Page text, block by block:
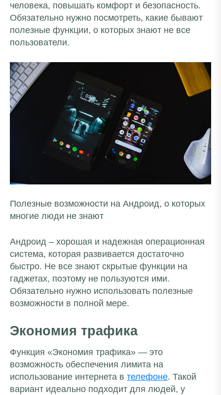
человека, повышать комфорт и безопасность.
Обязательно нужно посмотреть, какие бывают
полезные функции, о которых знают не все
пользователи.
Полезные возможности на Андроид, о которых
многие люди не знают
Андроид – хорошая и надежная операционная
система, которая развивается достаточно
быстро. Не все знают скрытые функции на
гаджетах, поэтому не пользуются ими.
Обязательно нужно использовать полезные
возможности в полной мере.
Экономия трафика
Функция «Экономия трафика» — это
возможность обеспечения лимита на
использование интернета в телефоне. Такой
вариант идеально подходит для людей, у